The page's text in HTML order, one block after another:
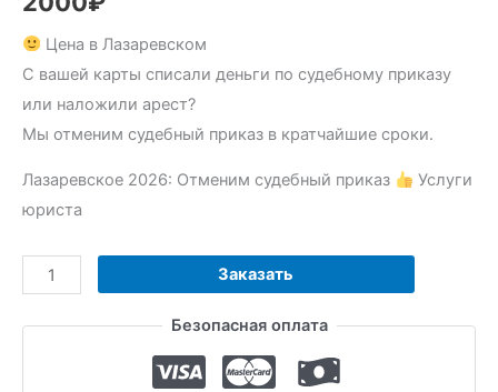
Цена в Лазаревском
С вашей карты списали деньги по судебному приказу
или наложили арест?
Мы отменим судебный приказ в кратчайшие сроки.
Лазаревское 2026: Отменим судебный приказ
Услуги
юриста
Количество
товара
Отменим
Заказать
Безопасная оплата